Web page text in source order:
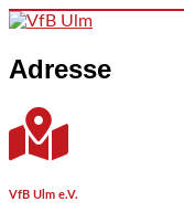
Skip to content
Adresse
VfB Ulm e.V.